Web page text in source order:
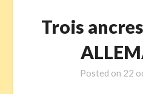
Trois
Posted on 22